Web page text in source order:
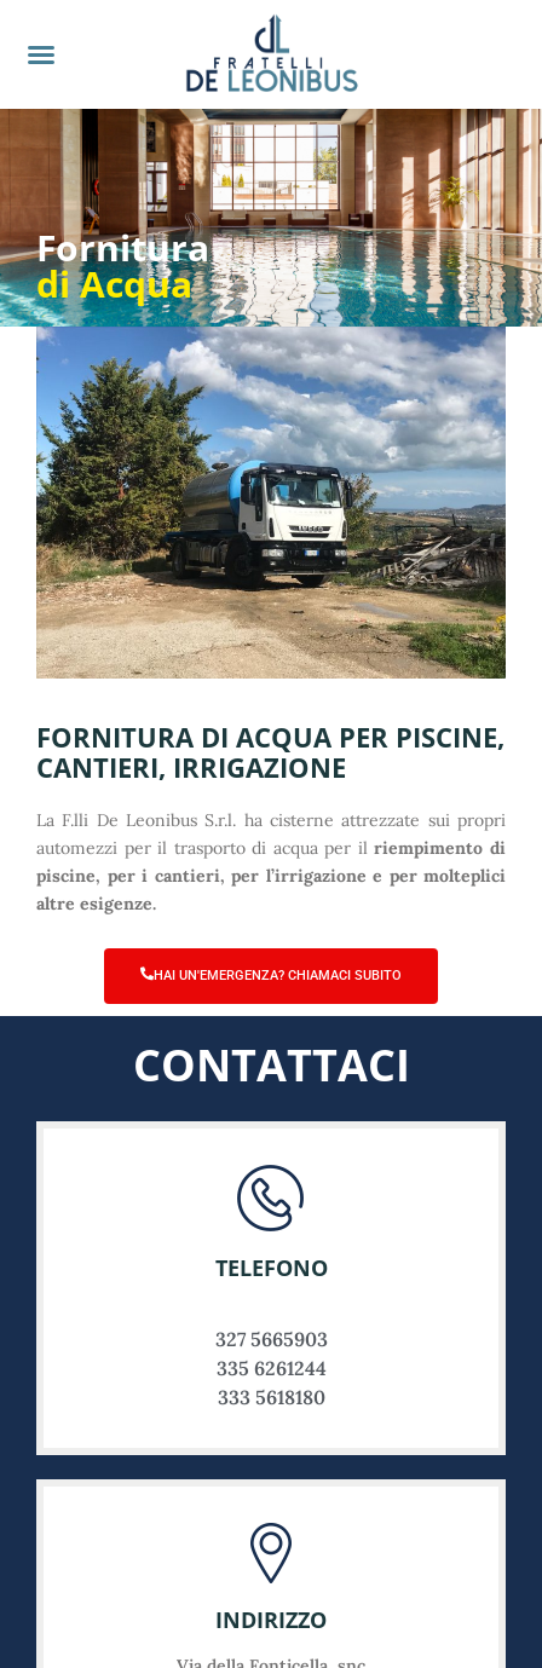
Fornitura
di Acqua
FORNITURA DI ACQUA PER PISCINE,
CANTIERI, IRRIGAZIONE
La F.lli De Leonibus S.r.l. ha cisterne attrezzate sui propri
automezzi per il trasporto di acqua per ilriempimento di
piscine, per i cantieri, per l’irrigazione e per molteplici
altre esigenze.
HAI UN'EMERGENZA? CHIAMACI SUBITO
CONTATTACI
TELEFONO
327 5665903
335 6261244
333 5618180
INDIRIZZO